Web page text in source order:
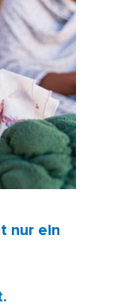
nur ein